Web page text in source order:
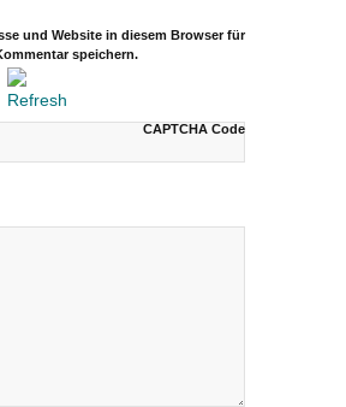
und Website in diesem Browser für
speichern.
CAPTCHA Code